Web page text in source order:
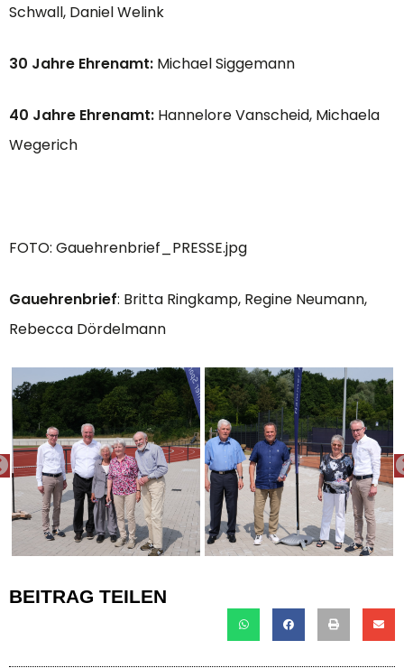
Schwall, Daniel Welink
30 Jahre Ehrenamt: Michael Siggemann
40 Jahre Ehrenamt: Hannelore Vanscheid, Michaela
Wegerich
FOTO: Gauehrenbrief_PRESSE.jpg
Gauehrenbrief: Britta Ringkamp, Regine Neumann,
Rebecca Dördelmann
PREVIOUS
BEITRAG TEILEN